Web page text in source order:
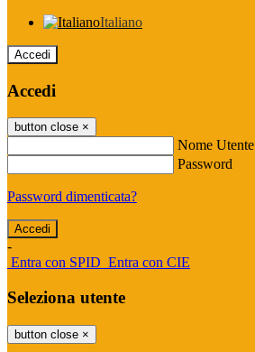
Italiano
Accedi
Accedi
button close ×
Nome Utente
Password
Password dimenticata?
-
Entra con SPID Entra con CIE
Seleziona utente
button close ×